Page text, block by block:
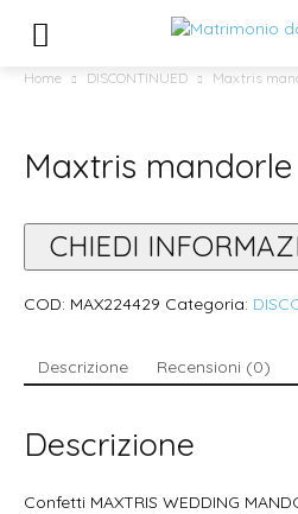
Home DISCONTINUED Maxtris
Maxtris
CHIEDI
COD: MAX224429 Categoria:
Descrizione Recensioni (0)
Descrizione
Confetti MAXTRIS WEDDING